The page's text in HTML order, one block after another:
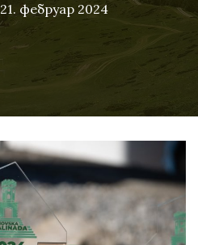
21. фебруар 2024